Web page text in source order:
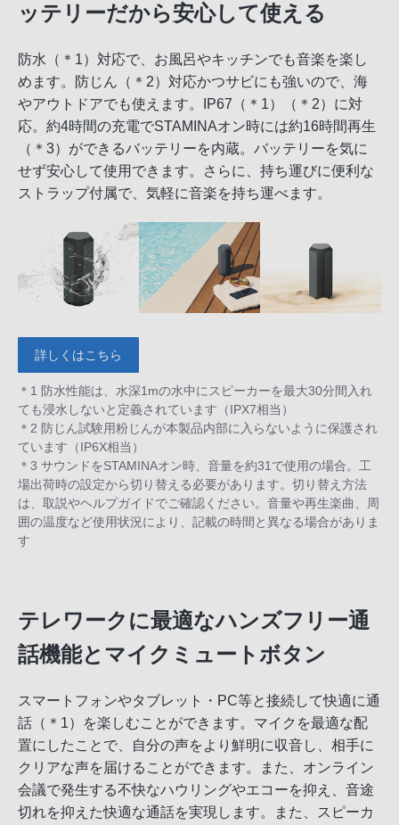
ッテリーだから安心して使える
防水（＊1）対応で、お風呂やキッチンでも音楽を楽し
めます。防じん（＊2）対応かつサビにも強いので、海
やアウトドアでも使えます。IP67（＊1）（＊2）に対
応。約4時間の充電でSTAMINAオン時には約16時間再生
（＊3）ができるバッテリーを内蔵。バッテリーを気に
せず安心して使用できます。さらに、持ち運びに便利な
ストラップ付属で、気軽に音楽を持ち運べます。
詳しくはこちら
＊1 防水性能は、水深1mの水中にスピーカーを最大30分間入れ
ても浸水しないと定義されています（IPX7相当）
＊2 防じん試験用粉じんが本製品内部に入らないように保護され
ています（IP6X相当）
＊3 サウンドをSTAMINAオン時、音量を約31で使用の場合。工
場出荷時の設定から切り替える必要があります。切り替え方法
は、取説やヘルプガイドでご確認ください。音量や再生楽曲、周
囲の温度など使用状況により、記載の時間と異なる場合がありま
す
テレワークに最適なハンズフリー通
話機能とマイクミュートボタン
スマートフォンやタブレット・PC等と接続して快適に通
話（＊1）を楽しむことができます。マイクを最適な配
置にしたことで、自分の声をより鮮明に収音し、相手に
クリアな声を届けることができます。また、オンライン
会議で発生する不快なハウリングやエコーを抑え、音途
切れを抑えた快適な通話を実現します。また、スピーカ